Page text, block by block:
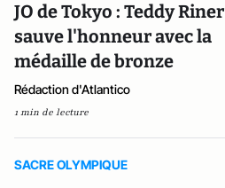
JO de Tokyo : Teddy Riner
sauve l'honneur avec la
médaille de bronze
Rédaction d'Atlantico
1 min de lecture
SACRE OLYMPIQUE